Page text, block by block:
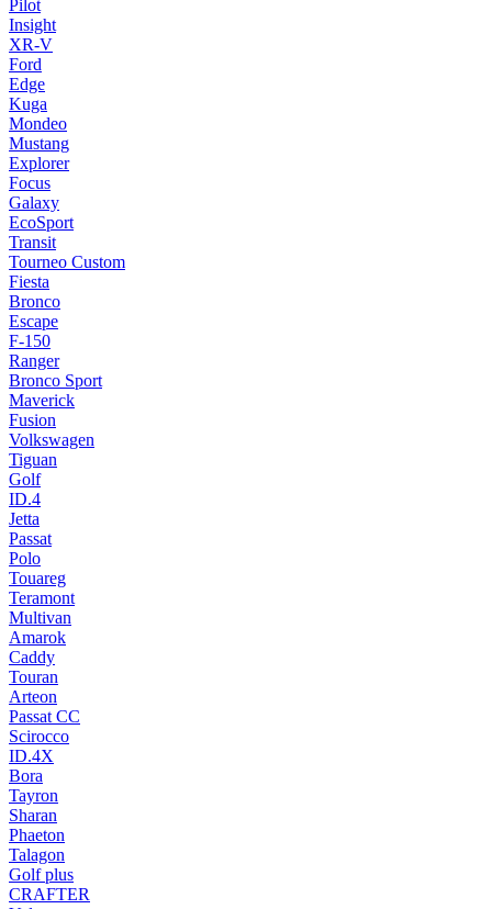
Pilot
Insight
XR-V
Ford
Edge
Kuga
Mondeo
Mustang
Explorer
Focus
Galaxy
EcoSport
Transit
Tourneo Custom
Fiesta
Bronco
Escape
F-150
Ranger
Bronco Sport
Maverick
Fusion
Volkswagen
Tiguan
Golf
ID.4
Jetta
Passat
Polo
Touareg
Teramont
Multivan
Amarok
Caddy
Touran
Arteon
Passat CC
Scirocco
ID.4X
Bora
Tayron
Sharan
Phaeton
Talagon
Golf plus
CRAFTER